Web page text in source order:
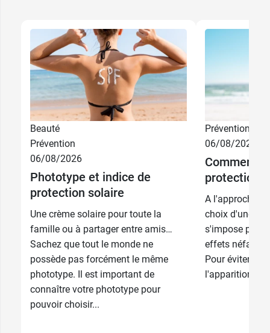
Sable 13,49 €
Doré 13,49 €
Beauté
Prévention
06/08/2026
Phototype et indice de
protection solaire
Une crème solaire pour toute la
famille ou à partager entre amis…
Sachez que tout le monde ne
possède pas forcément le même
phototype. Il est important de
connaître votre phototype pour
pouvoir choisir...
Prévention
06/08/2026
Comment
protection
A l'approche
choix d'une
s'impose pour
effets
Pour éviter les
l'apparition de